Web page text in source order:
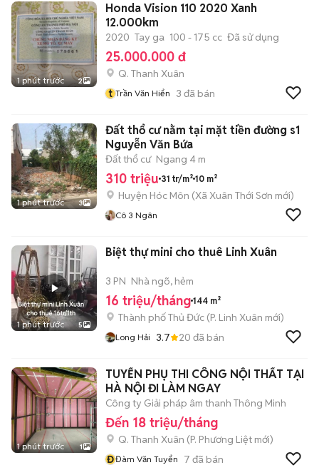
1 phút trước 2
Honda Vision 110 2020 Xanh
12.000km
2020 Tay ga 100 - 175 cc Đã sử dụng
25.000.000 đ
Q. Thanh Xuân
t Trần Văn Hiển 3 đã bán
1 phút trước 3
Đất thổ cư nằm tại mặt tiền đường s1
Nguyễn Văn Bứa
Đất thổ cư Ngang 4 m
310 triệu 31 tr/m² 10 m²
Huyện Hóc Môn (Xã Xuân Thới Sơn mới)
Cô 3 Ngân
1 phút trước 5
Biệt thự mini cho thuê Linh Xuân
3 PN Nhà ngõ, hẻm
16 triệu/tháng 144 m²
Thành phố Thủ Đức (P. Linh Xuân mới)
Long Hải 3.7 20 đã bán
1 phút trước 1
TUYỂN PHỤ THI CÔNG NỘI THẤT TẠI
HÀ NỘI ĐI LÀM NGAY
Công ty Giải pháp âm thanh Thông Minh
Đến 18 triệu/tháng
Q. Thanh Xuân (P. Phương Liệt mới)
ĐĐàm Văn Tuyển 7 đã bán